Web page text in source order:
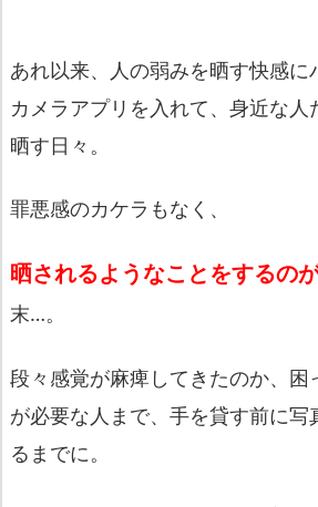
あれ以来、 人の弱みを晒す快感に
カメラアプリを入れて、身近な人
晒す日々。
罪悪感のカケラもなく、
晒されるようなことをするの
末…。
段々感覚が麻痺してきたのか、困
が必要な人まで、手を貸す前に写
るまでに。